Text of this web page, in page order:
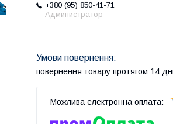
+380 (95) 850-41-71
Администратор
повернення товару протягом 14